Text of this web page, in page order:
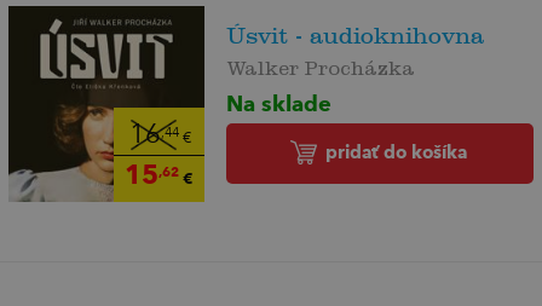
16,44€
15,62€
Úsvit - audioknihovna
Walker Procházka
Na sklade
pridať do košíka